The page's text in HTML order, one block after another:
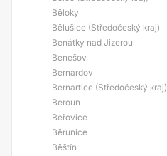
Běloky
Bělušice (Středočeský kraj)
Benátky nad Jizerou
Benešov
Bernardov
Bernartice (Středočeský kraj)
Beroun
Beřovice
Běrunice
Běštín